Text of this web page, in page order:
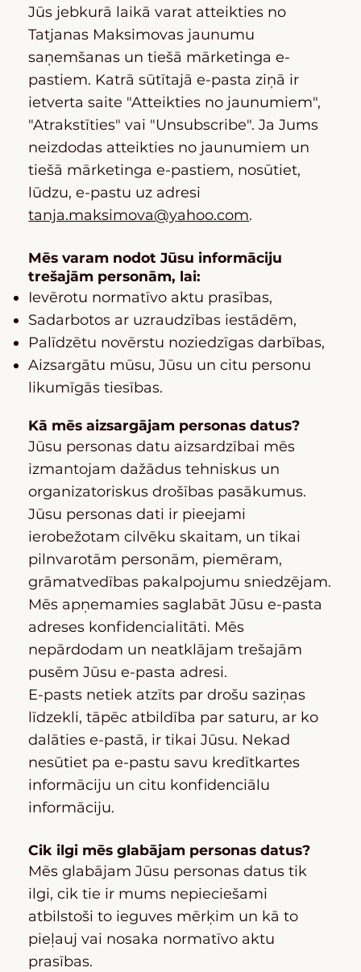
Jūs jebkurā laikā varat atteikties no
Tatjanas Maksimovas jaunumu
saņemšanas un tiešā mārketinga e-
pastiem. Katrā sūtītajā e-pasta ziņā ir
ietverta saite "Atteikties no jaunumiem",
"Atrakstīties" vai "Unsubscribe". Ja Jums
neizdodas atteikties no jaunumiem un
tiešā mārketinga e-pastiem, nosūtiet,
lūdzu, e-pastu uz adresi
tanja.maksimova@yahoo.com.
Mēs varam nodot Jūsu informāciju
trešajām personām, lai:
Ievērotu normatīvo aktu prasības,
Sadarbotos ar uzraudzības iestādēm,
Palīdzētu novērstu noziedzīgas darbības,
Aizsargātu mūsu, Jūsu un citu personu
likumīgās tiesības.
Kā mēs aizsargājam personas datus?
Jūsu personas datu aizsardzībai mēs
izmantojam dažādus tehniskus un
organizatoriskus drošības pasākumus.
Jūsu personas dati ir pieejami
ierobežotam cilvēku skaitam, un tikai
pilnvarotām personām, piemēram,
grāmatvedības pakalpojumu sniedzējam.
Mēs apņemamies saglabāt Jūsu e-pasta
adreses konfidencialitāti. Mēs
nepārdodam un neatklājam trešajām
pusēm Jūsu e-pasta adresi.
E-pasts netiek atzīts par drošu saziņas
līdzekli, tāpēc atbildība par saturu, ar ko
dalāties e-pastā, ir tikai Jūsu. Nekad
nesūtiet pa e-pastu savu kredītkartes
informāciju un citu konfidenciālu
informāciju.
Cik ilgi mēs glabājam personas datus?
Mēs glabājam Jūsu personas datus tik
ilgi, cik tie ir mums nepieciešami
atbilstoši to ieguves mērķim un kā to
pieļauj vai nosaka normatīvo aktu
prasības.